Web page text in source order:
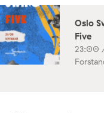
Oslo
Five
23:00